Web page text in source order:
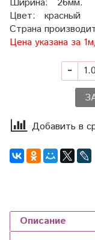
Цвет: красный
Страна
Цена указана за
Добавить в
Описание